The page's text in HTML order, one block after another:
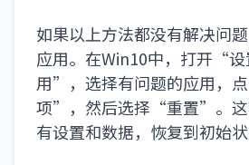
如果以上方法都没有解决问
应用。在Win10中，打开“
用”，选择有问题的应用，
项”，然后选择“重置”。这
有设置和数据，恢复到初始状